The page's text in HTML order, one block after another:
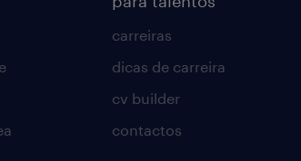
carreiras
dicas de carreira
cv builder
contactos